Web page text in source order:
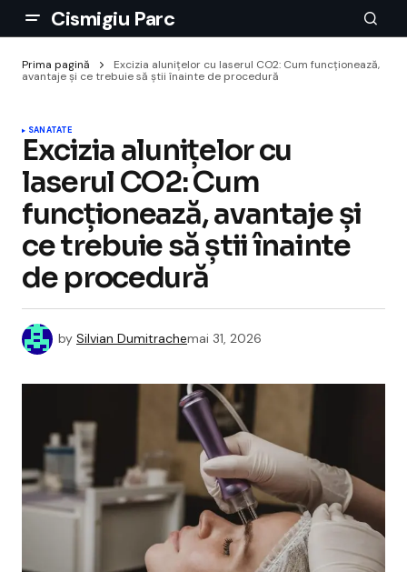
Cismigiu Parc
Prima pagină
Excizia alunițelor cu laserul CO2: Cum funcționează,
avantaje și ce trebuie să știi înainte de procedură
SANATATE
Excizia alunițelor cu
laserul CO2: Cum
funcționează, avantaje și
ce trebuie să știi înainte
de procedură
by Silvian Dumitrachemai 31, 2026